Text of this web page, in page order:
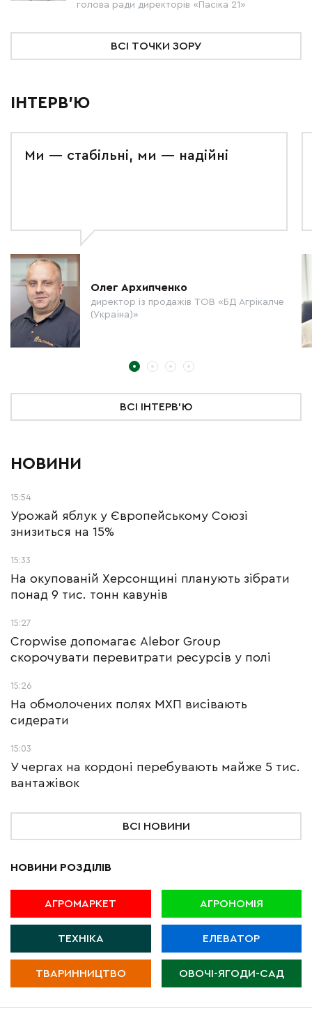
голова ради директорів «Пасіка 21»
ВСІ ТОЧКИ ЗОРУ
ІНТЕРВ'Ю
Ми — стабільні, ми — надійні
Олег Архипченко
директор із продажів ТОВ «БД Агрікалче
(Україна)»
ВСІ ІНТЕРВ'Ю
НОВИНИ
15:54
Урожай яблук у Європейському Союзі
знизиться на 15%
15:33
На окупованій Херсонщині планують зібрати
понад 9 тис. тонн кавунів
15:27
Cropwise допомагає Alebor Group
скорочувати перевитрати ресурсів у полі
15:26
На обмолочених полях МХП висівають
сидерати
15:03
У чергах на кордоні перебувають майже 5 тис.
вантажівок
ВСІ НОВИНИ
НОВИНИ РОЗДІЛІВ
АГРОМАРКЕТ АГРОНОМІЯ
ТЕХНІКА ЕЛЕВАТОР
ТВАРИННИЦТВО ОВОЧІ-ЯГОДИ-САД